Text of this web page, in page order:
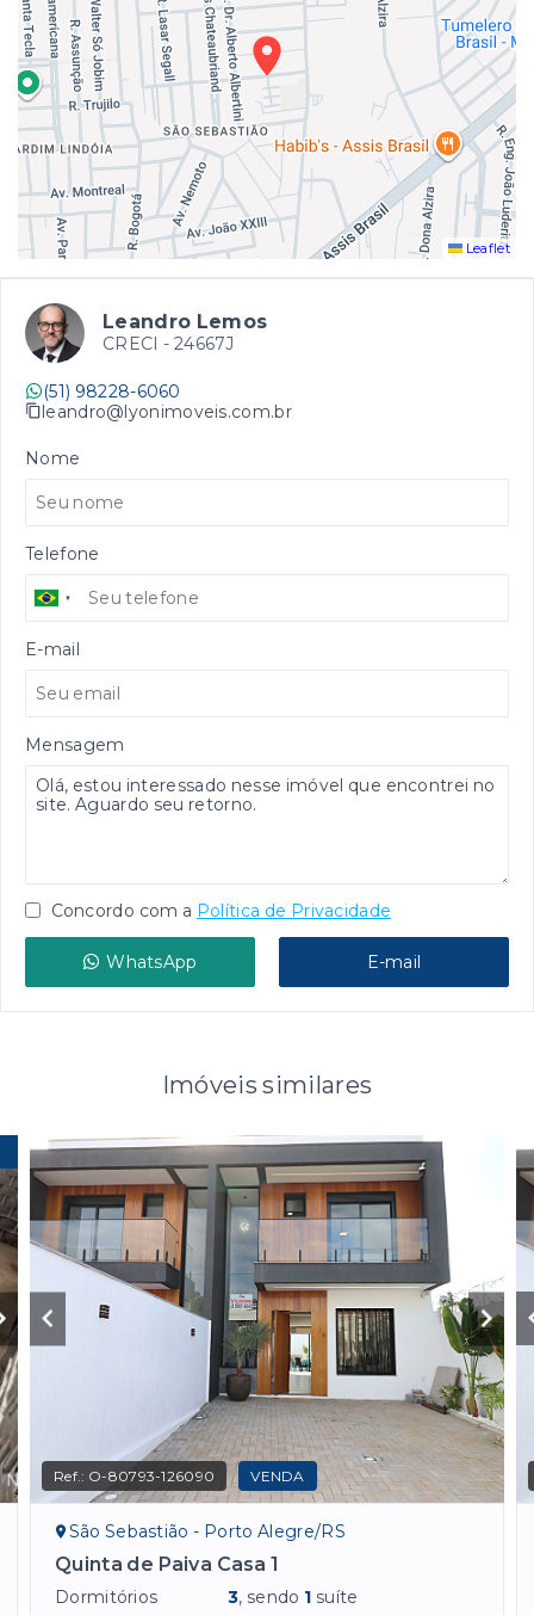
Leaflet
Leandro Lemos
CRECI - 24667J
(51) 98228-6060
leandro@lyonimoveis.com.br
Nome
Telefone
E-mail
Mensagem
Concordo com a Política de Privacidade
WhatsApp E-mail
Imóveis similares
Ref.: O-80793-126090 VENDA
São Sebastião - Porto Alegre/RS
Quinta de Paiva Casa 1
Dormitórios 3, sendo 1 suíte